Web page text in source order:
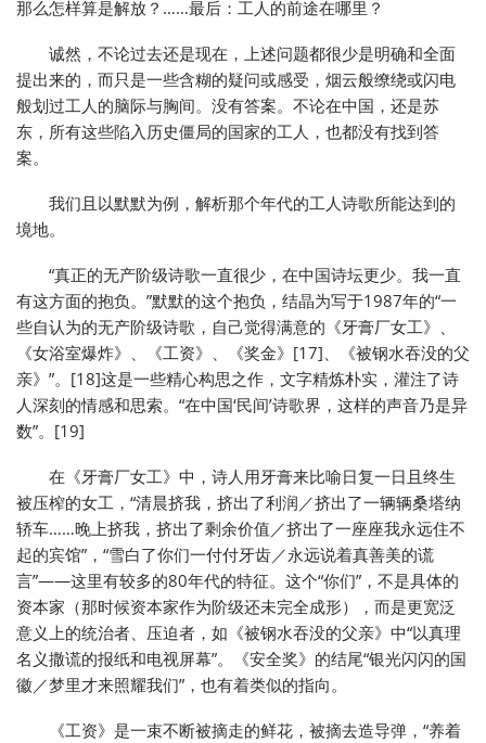
那么怎样算是解放？……最后：工人的前途在哪里？
诚然，不论过去还是现在，上述问题都很少是明确和全面
提出来的，而只是一些含糊的疑问或感受，烟云般缭绕或闪电
般划过工人的脑际与胸间。没有答案。不论在中国，还是苏
东，所有这些陷入历史僵局的国家的工人，也都没有找到答
案。
我们且以默默为例，解析那个年代的工人诗歌所能达到的
境地。
“真正的无产阶级诗歌一直很少，在中国诗坛更少。我一直
有这方面的抱负。”默默的这个抱负，结晶为写于1987年的“一
些自认为的无产阶级诗歌，自己觉得满意的《牙膏厂女工》、
《女浴室爆炸》、《工资》、《奖金》[17]、《被钢水吞没的父
亲》”。[18]这是一些精心构思之作，文字精炼朴实，灌注了诗
人深刻的情感和思索。“在中国‘民间’诗歌界，这样的声音乃是异
数”。[19]
在《牙膏厂女工》中，诗人用牙膏来比喻日复一日且终生
被压榨的女工，“清晨挤我，挤出了利润／挤出了一辆辆桑塔纳
轿车……晚上挤我，挤出了剩余价值／挤出了一座座我永远住不
起的宾馆”，“雪白了你们一付付牙齿／永远说着真善美的谎
言”——这里有较多的80年代的特征。这个“你们”，不是具体的
资本家（那时候资本家作为阶级还未完全成形），而是更宽泛
意义上的统治者、压迫者，如《被钢水吞没的父亲》中“以真理
名义撒谎的报纸和电视屏幕”。《安全奖》的结尾“银光闪闪的国
徽／梦里才来照耀我们”，也有着类似的指向。
《工资》是一束不断被摘走的鲜花，被摘去造导弹，“养着